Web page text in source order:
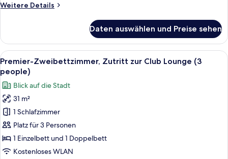
people)
Weitere Details
Weitere
Zweibettzimmer,
Zutritt
zur
Club
Lounge
(2
people)
Daten auswählen und Preise sehen
Alle
Fotos
für
Premier-
Zweibettzimmer,
Zutritt
zur
Club
Lounge
Ein Hotelzimmer mit zwei Betten,
5
Premier-Zweibettzimmer, Zutritt zur Club Lounge (3
people)
Blick auf die Stadt
31 m²
1 Schlafzimmer
Platz für 3 Personen
1 Einzelbett und 1 Doppelbett
Kostenloses WLAN